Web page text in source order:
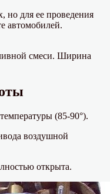
но для ее проведения
автомобилей.
смеси. Ширина
(85-90°).
воздушной
открыта.